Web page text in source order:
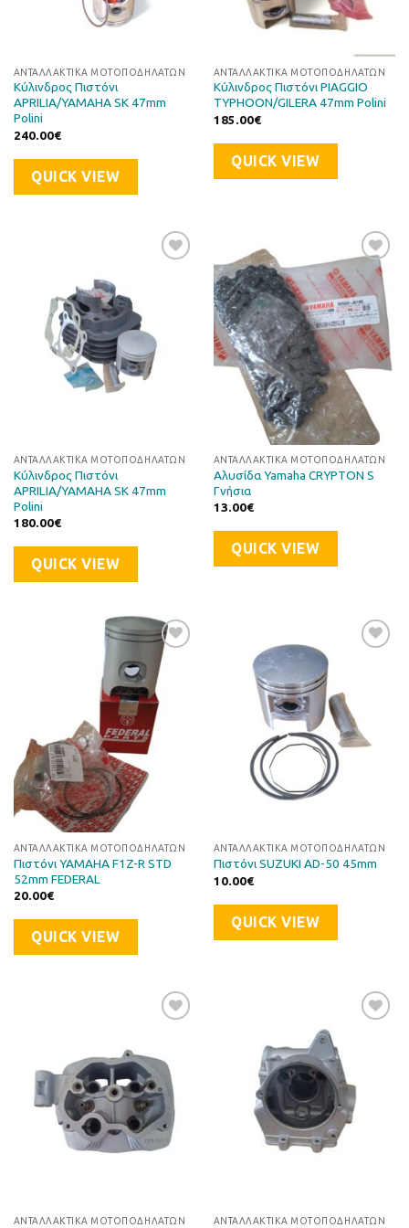
ΑΝΤΑΛΛΑΚΤΙΚΆ ΜΟΤΟΠΟΔΗΛΆΤΩΝ
Κύλινδρος Πιστόνι
APRILIA/YAMAHA SK 47mm
Polini
240.00€
QUICK VIEW
ΑΝΤΑΛΛΑΚΤΙΚΆ ΜΟΤΟΠΟΔΗΛΆΤΩΝ
Κύλινδρος Πιστόνι PIAGGIO
TYPHOON/GILERA 47mm Polini
185.00€
QUICK VIEW
ΑΝΤΑΛΛΑΚΤΙΚΆ ΜΟΤΟΠΟΔΗΛΆΤΩΝ
Κύλινδρος Πιστόνι
APRILIA/YAMAHA SK 47mm
Polini
180.00€
QUICK VIEW
Προσθήκη
στη Λίστα
Επιθυμιών
ΑΝΤΑΛΛΑΚΤΙΚΆ ΜΟΤΟΠΟΔΗΛΆΤΩΝ
Αλυσίδα Yamaha CRYPTON S
Γνήσια
13.00€
QUICK VIEW
Προσθήκη
στη Λίστα
Επιθυμιών
ΑΝΤΑΛΛΑΚΤΙΚΆ ΜΟΤΟΠΟΔΗΛΆΤΩΝ
Πιστόνι YAMAHA F1Z-R STD
52mm FEDERAL
20.00€
QUICK VIEW
ΑΝΤΑΛΛΑΚΤΙΚΆ ΜΟΤΟΠΟΔΗΛΆΤΩΝ
Πιστόνι SUZUKI AD-50 45mm
10.00€
QUICK VIEW
Επιθυμιών
ΑΝΤΑΛΛΑΚΤΙΚΆ ΜΟΤΟΠΟΔΗΛΆΤΩΝ
στη Λίστα
Επιθυμιών
ΑΝΤΑΛΛΑΚΤΙΚΆ ΜΟΤΟΠΟΔΗΛΆΤΩΝ